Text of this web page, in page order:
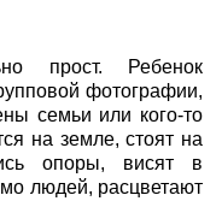
прост. Ребенок
фотографии,
семьи или кого-то
на земле, стоят на
опоры, висят в
людей, расцветают